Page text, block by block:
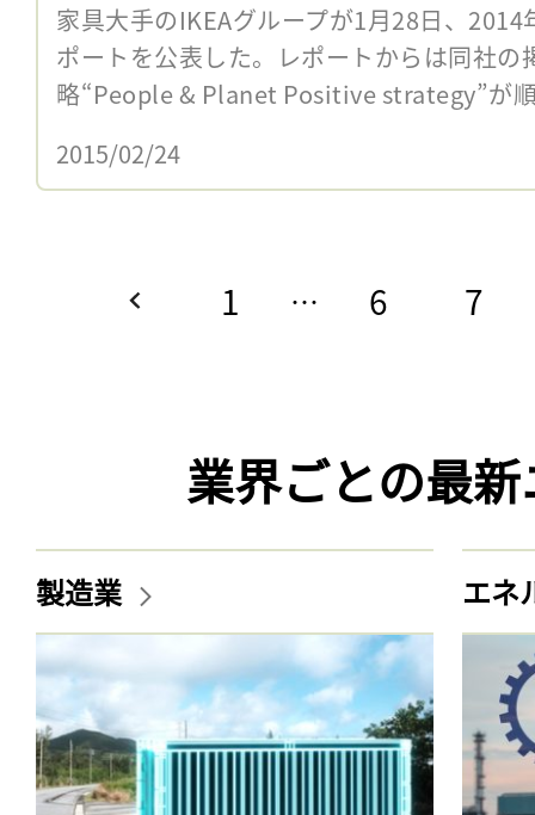
家具大手のIKEAグループが1月28日、
ポートを公表した。レポートからは同社の
略“People & Planet Positive strategy”が
2015/02/24
1 … 6 7
業界ごとの最
製造業 エネ